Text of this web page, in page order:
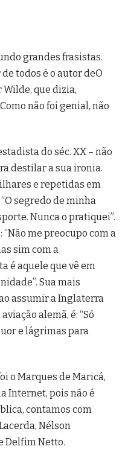
grandes frasistas.
todos é o autor deO
Wilde, que dizia,
não foi genial, não
do séc. XX – não
destilar a sua ironia.
e repetidas em
segredo de minha
Nunca o pratiquei”.
me preocupo com a
sim com a
é aquele que vê em
Sua mais
assumir a Inglaterra
alemã, é: “Só
e lágrimas para
o Marques de Maricá,
Internet, pois não é
contamos com
Nélson
Delfim Netto.